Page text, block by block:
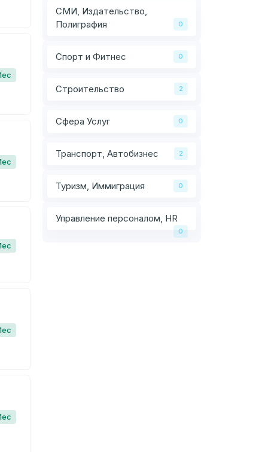
СМИ, Издательство,
Полиграфия
0
Спорт и Фитнес 0
Строительство 2
Сфера Услуг 0
Транспорт, Автобизнес 2
Туризм, Иммиграция 0
Управление персоналом, HR
0